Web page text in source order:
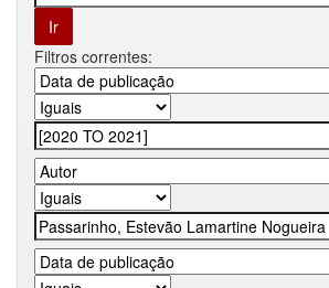
Filtros correntes: